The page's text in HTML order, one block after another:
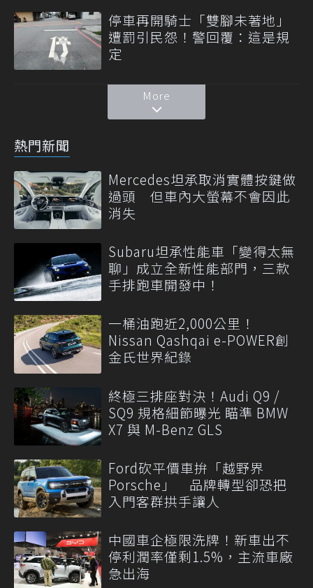
停車再開騎士「雙腳未著地」
遭罰引民怨！警回覆：這是規
定
More
熱門新聞
Mercedes坦承取消實體按鍵做
過頭 但車內大螢幕不會因此
消失
Subaru坦承性能車「變得太無
聊」成立全新性能部門，三款
手排跑車開發中！
一桶油跑近2,000公里！
Nissan Qashqai e-POWER創
金氏世界紀錄
終極三排座對決！Audi Q9 /
SQ9 規格細節曝光 瞄準 BMW
X7 與 M-Benz GLS
Ford砍平價車拚「越野界
Porsche」 品牌轉型卻恐把
入門客群拱手讓人
中國車企極限洗牌！新車出不
停利潤率僅剩1.5%，主流車廠
急出海